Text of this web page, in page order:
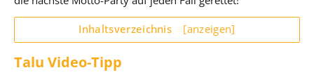
Inhaltsverzeichnis [anzeigen]
Talu Video-Tipp